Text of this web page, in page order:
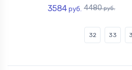
3584 руб. 4480руб.
32 33